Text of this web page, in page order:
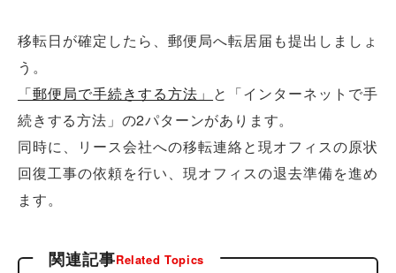
移転日が確定したら、郵便局へ転居届も提出しましょ
う。
「郵便局で手続きする方法」 と「インターネットで手
続きする方法」の2パターンがあります。
同時に、リース会社への移転連絡と現オフィスの原状
回復工事の依頼を行い、現オフィスの退去準備を進め
ます。
関連記事Related Topics